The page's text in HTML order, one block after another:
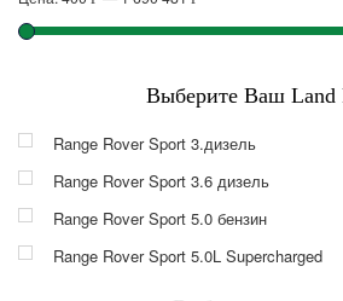
Выберите Ваш Land
Range Rover Sport 3.дизель
Range Rover Sport 3.6 дизель
Range Rover Sport 5.0 бензин
Range Rover Sport 5.0L Supercharged